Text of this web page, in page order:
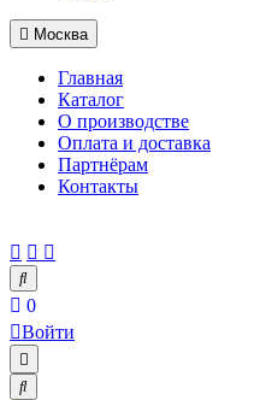
Москва
Главная
Каталог
О производстве
Оплата и доставка
Партнёрам
Контакты
0
Войти